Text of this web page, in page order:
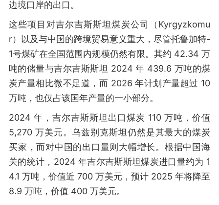
边境口岸的出口。
这些项目对吉尔吉斯斯坦煤炭公司（Kyrgyzkomu
r）以及与中国的跨境贸易意义重大，尽管托鲁加特-
1号煤矿在全国范围内规模仍然有限。其约 42.34 万
吨的储量与吉尔吉斯斯坦 2024 年 439.6 万吨的煤
炭产量相比微不足道，而 2026 年计划产量超过 10
万吨，也仅占该国年产量的一小部分。
2024 年，吉尔吉斯斯坦出口煤炭 110 万吨，价值
5,270 万美元。乌兹别克斯坦仍然是其最大的煤炭
买家，而对中国的出口量则大幅增长。根据中国海
关的统计，2024 年吉尔吉斯斯坦煤炭进口量约为 1
4.1 万吨，价值近 700 万美元，预计 2025 年将降至
8.9 万吨，价值 400 万美元。